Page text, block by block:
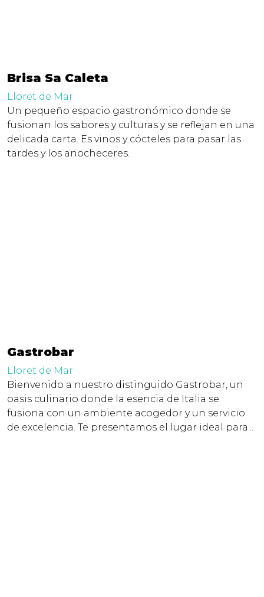
Brisa Sa Caleta
Lloret de Mar
Un pequeño espacio gastronómico donde se
fusionan los sabores y culturas y se reflejan en una
delicada carta. Es vinos y cócteles para pasar las
tardes y los anocheceres.
Gastrobar
Lloret de Mar
Bienvenido a nuestro distinguido Gastrobar, un
oasis culinario donde la esencia de Italia se
fusiona con un ambiente acogedor y un servicio
de excelencia. Te presentamos el lugar ideal para...